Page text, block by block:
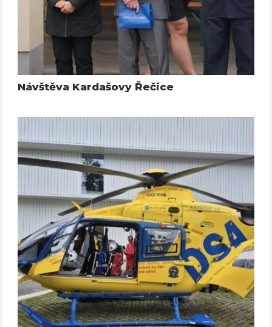
Návštěva Kardašovy Řečice